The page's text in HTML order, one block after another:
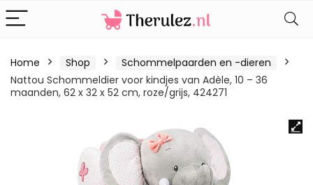
Home Shop
Schommelpaarden en -dieren
Nattou Schommeldier voor kindjes van Adèle, 10 – 36
maanden, 62 x 32 x 52 cm, roze/grijs, 424271